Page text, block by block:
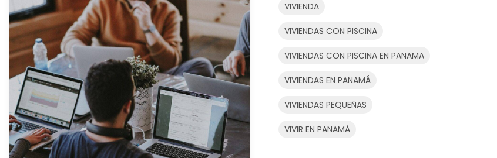
VIVIENDA
VIVIENDAS CON PISCINA
VIVIENDAS CON PISCINA EN PANAMA
VIVIENDAS EN PANAMÁ
VIVIENDAS PEQUEÑAS
VIVIR EN PANAMÁ